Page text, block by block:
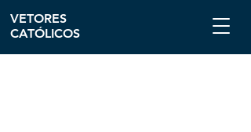
VETORES
CATÓLICOS